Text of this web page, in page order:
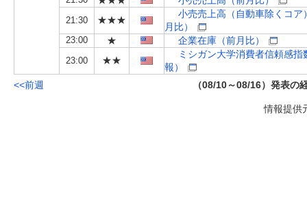
21:30 ★★★
小売売上高（自動車除くコア
月比）
23:00 ★ 企業在庫（前月比）
23:00 ★★
ミシガン大学消費者信頼感指
報）
<<前週
（08/10～08/16）発表の
情報提供